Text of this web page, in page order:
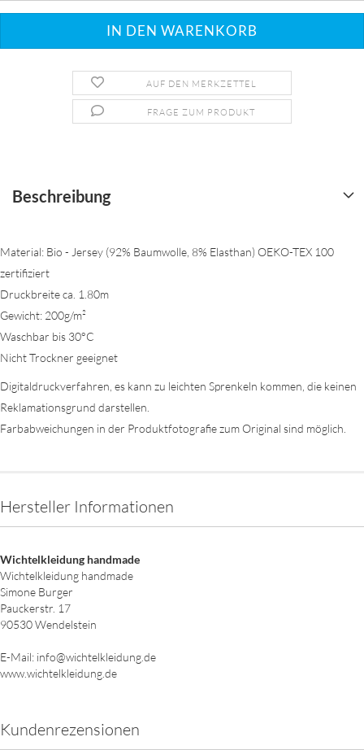
AUF DEN MERKZETTEL
FRAGE ZUM PRODUKT
Beschreibung
Material: Bio - Jersey (92% Baumwolle, 8% Elasthan) OEKO-TEX 100
zertifiziert
Druckbreite ca. 1.80m
Gewicht: 200g/m²
Waschbar bis 30°C
Nicht Trockner geeignet
Digitaldruckverfahren, es kann zu leichten Sprenkeln kommen, die keinen
Reklamationsgrund darstellen.
Farbabweichungen in der Produktfotografie zum Original sind möglich.
Hersteller Informationen
Wichtelkleidung handmade
Wichtelkleidung handmade
Simone Burger
Pauckerstr. 17
90530 Wendelstein
E-Mail: info@wichtelkleidung.de
www.wichtelkleidung.de
Kundenrezensionen